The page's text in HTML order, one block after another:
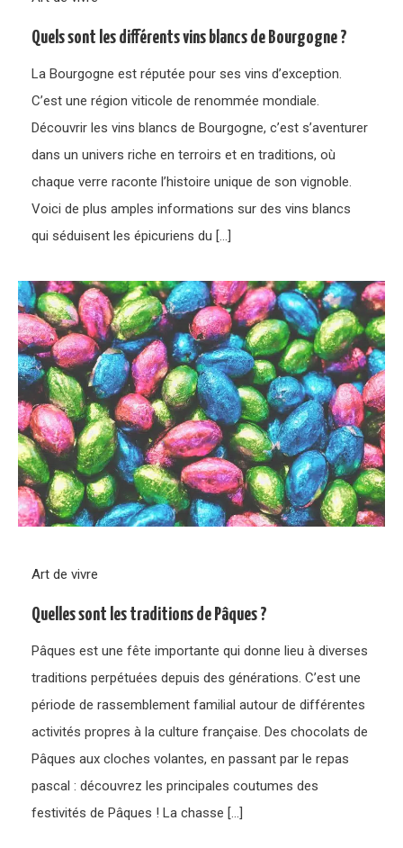
Quels sont les différents vins blancs de Bourgogne ?
La Bourgogne est réputée pour ses vins d’exception.
C’est une région viticole de renommée mondiale.
Découvrir les vins blancs de Bourgogne, c’est s’aventurer
dans un univers riche en terroirs et en traditions, où
chaque verre raconte l’histoire unique de son vignoble.
Voici de plus amples informations sur des vins blancs
qui séduisent les épicuriens du […]
Art de vivre
Quelles sont les traditions de Pâques ?
Pâques est une fête importante qui donne lieu à diverses
traditions perpétuées depuis des générations. C’est une
période de rassemblement familial autour de différentes
activités propres à la culture française. Des chocolats de
Pâques aux cloches volantes, en passant par le repas
pascal : découvrez les principales coutumes des
festivités de Pâques ! La chasse […]